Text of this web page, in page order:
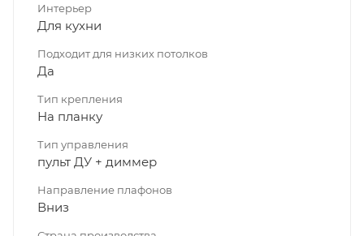
Интерьер
Для кухни
Подходит для низких потолков
Да
Тип крепления
На планку
Тип управления
пульт ДУ + диммер
Направление плафонов
Вниз